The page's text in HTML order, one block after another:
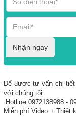
Nhận ngay
Để được tư vấn chi tiết
với chúng tôi:
Hotline:0972138988 -
Miễn phí Video + Thiết